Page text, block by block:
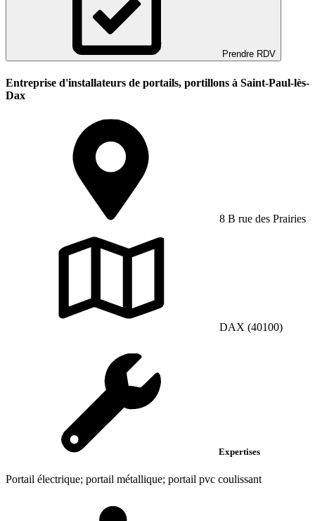
Prendre RDV
Entreprise d'installateurs de portails, portillons à Saint-Paul-lès-
Dax
8 B rue des Prairies
DAX (40100)
Expertises
Portail électrique; portail métallique; portail pvc coulissant